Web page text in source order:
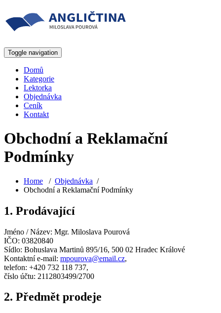
Toggle navigation
Domů
Kategorie
Lektorka
Objednávka
Ceník
Kontakt
Obchodní a Reklamační
Podmínky
Home / Objednávka /
Obchodní a Reklamační Podmínky
1. Prodávající
Jméno / Název: Mgr. Miloslava Pourová
IČO: 03820840
Sídlo: Bohuslava Martinů 895/16, 500 02 Hradec Králové
Kontaktní e-mail: mpourova@email.cz,
telefon: +420 732 118 737,
číslo účtu: 2112803499/2700
2. Předmět prodeje